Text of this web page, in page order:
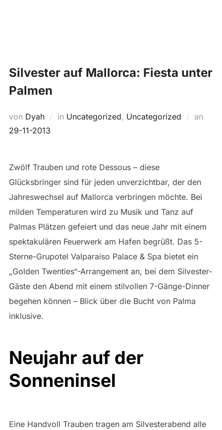
Silvester auf Mallorca: Fiesta unter
Palmen
von Dyah in Uncategorized, Uncategorized an
29-11-2013
Zwölf Trauben und rote Dessous – diese
Glücksbringer sind für jeden unverzichtbar, der den
Jahreswechsel auf Mallorca verbringen möchte. Bei
milden Temperaturen wird zu Musik und Tanz auf
Palmas Plätzen gefeiert und das neue Jahr mit einem
spektakulären Feuerwerk am Hafen begrüßt. Das 5-
Sterne-Grupotel Valparaíso Palace & Spa bietet ein
„Golden Twenties“-Arrangement an, bei dem Silvester-
Gäste den Abend mit einem stilvollen 7-Gänge-Dinner
begehen können – Blick über die Bucht von Palma
inklusive.
Neujahr auf der
Sonneninsel
Eine Handvoll Trauben tragen am Silvesterabend alle